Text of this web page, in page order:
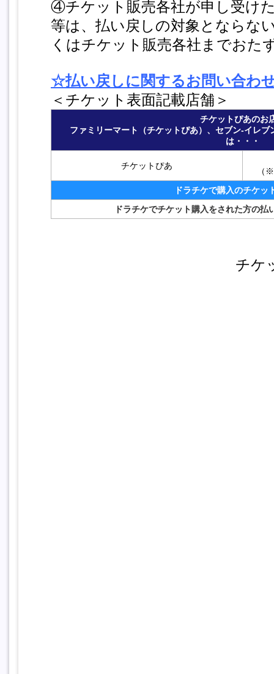
④チケット販売各社が申し受け
等は、払い戻しの対象とならな
くはチケット販売各社までおた
☆払い戻しに関するお問い合わ
＜チケット表面記載店舗＞
チケットぴあのお
ファミリーマート（チケットぴあ）、セブン-イレ
は・・・
チケットぴあ
（
ドラチケで購入のチケッ
ドラチケでチケット購入をされた方の払
チケ